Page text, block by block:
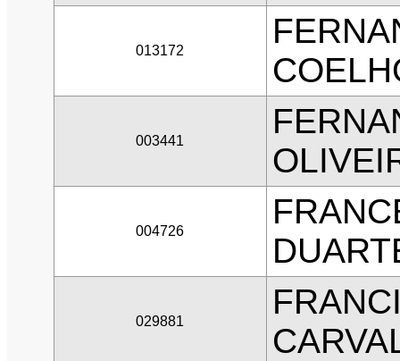
013172
003441
004726
029881